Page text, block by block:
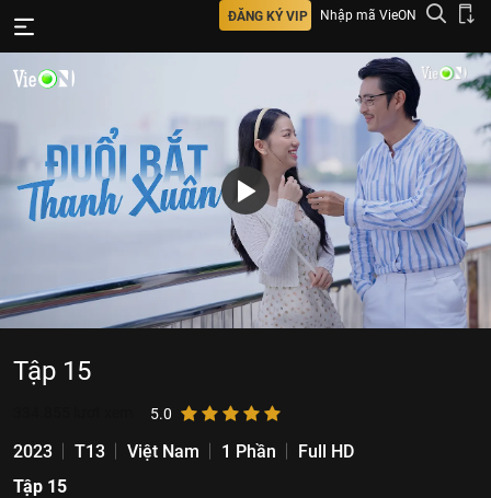
ĐĂNG KÝ VIP Nhập mã VieON
Tập 15
5.0
2023 T13 Việt Nam 1 Phần
Full HD
Tập 15